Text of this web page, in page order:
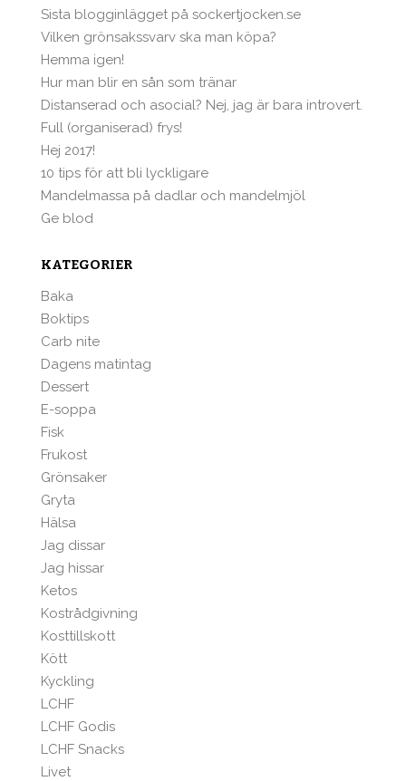
Sista blogginlägget på sockertjocken.se
Vilken grönsakssvarv ska man köpa?
Hemma igen!
Hur man blir en sån som tränar
Distanserad och asocial? Nej, jag är bara introvert.
Full (organiserad) frys!
Hej 2017!
10 tips för att bli lyckligare
Mandelmassa på dadlar och mandelmjöl
Ge blod
KATEGORIER
Baka
Boktips
Carb nite
Dagens matintag
Dessert
E-soppa
Fisk
Frukost
Grönsaker
Gryta
Hälsa
Jag dissar
Jag hissar
Ketos
Kostrådgivning
Kosttillskott
Kött
Kyckling
LCHF
LCHF Godis
LCHF Snacks
Livet